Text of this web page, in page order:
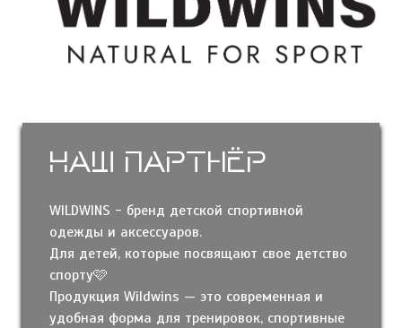
Наш партнёр
WILDWINS - бренд детской спортивной
одежды и аксессуаров.
Для детей, которые посвящают свое детство
спорту🩷
Продукция Wildwins — это современная и
удобная форма для тренировок, спортивные